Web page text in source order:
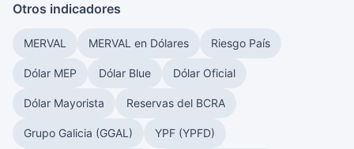
Otros indicadores
MERVAL MERVAL en Dólares Riesgo País
Dólar MEP Dólar Blue Dólar Oficial
Dólar Mayorista Reservas del BCRA
Grupo Galicia (GGAL) YPF (YPFD)